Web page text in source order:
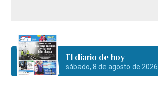
El diario de hoy
sábado, 8 de agosto de 2026